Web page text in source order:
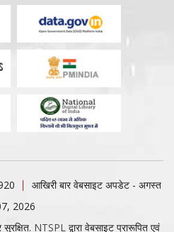
आखिरी बार वेबसाइट अपडेट - अगस्त
2026
NTSPL द्वारा वेबसाइट प्रारूपित एवं